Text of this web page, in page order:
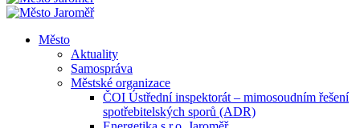
Město
Aktuality
Samospráva
Městské organizace
ČOI Ústřední inspektorát – mimosoudním řešení
spotřebitelských sporů (ADR)